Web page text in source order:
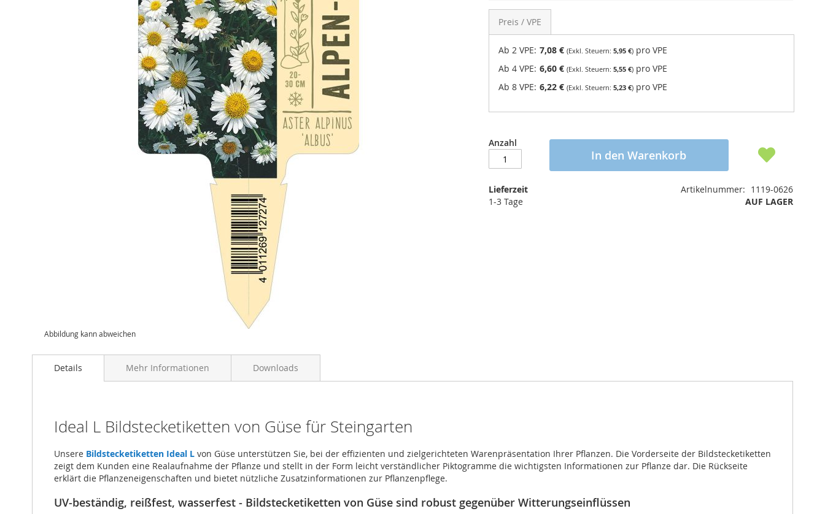
Abbildung kann abweichen
Preis / VPE
Ab 2 VPE: 7,08 € 5,95 € pro VPE
Ab 4 VPE: 6,60 € 5,55 € pro VPE
Ab 8 VPE: 6,22 € 5,23 € pro VPE
Anzahl
In den Warenkorb
Lieferzeit
1-3 Tage
Artikelnummer
1119-0626
AUF LAGER
Details
Ideal L Bildstecketiketten von Güse für Steingarten
Unsere Bildstecketiketten Ideal L von Güse unterstützen Sie, bei der effizienten und zielgerichteten Warenpräsentation Ihrer Pflanzen. Die Vorderseite der Bildstecketiketten
zeigt dem Kunden eine Realaufnahme der Pflanze und stellt in der Form leicht verständlicher Piktogramme die wichtigsten Informationen zur Pflanze dar. Die Rückseite
erklärt die Pflanzeneigenschaften und bietet nützliche Zusatzinformationen zur Pflanzenpflege.
UV-beständig, reißfest, wasserfest - Bildstecketiketten von Güse sind robust gegenüber Witterungseinflüssen
Mehr Informationen Downloads